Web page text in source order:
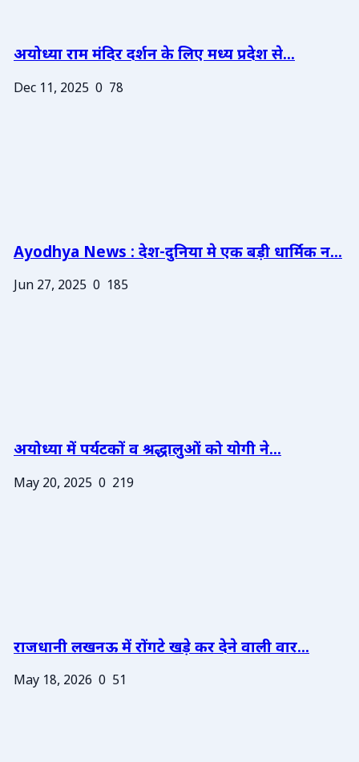
अयोध्या राम मंदिर दर्शन के लिए मध्य प्रदेश से...
Dec 11, 2025 0 78
Ayodhya News : देश-दुनिया मे एक बड़ी धार्मिक न...
Jun 27, 2025 0 185
अयोध्या में पर्यटकों व श्रद्धालुओं को योगी ने...
May 20, 2025 0 219
राजधानी लखनऊ में रोंगटे खड़े कर देने वाली वार...
May 18, 2026 0 51